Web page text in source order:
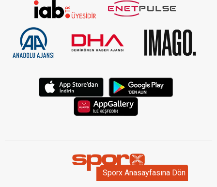
Sporx Anasayfasına Dön
Sporx Anasayfasına Dön